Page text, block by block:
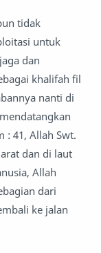
tidak
untuk
dan
khalifah fil
nanti di
: 41, Allah Swt.
dan di laut
Allah
dari
ke jalan